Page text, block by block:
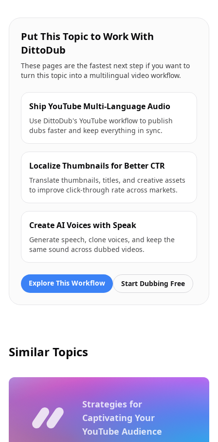
Put This Topic to Work With
DittoDub
These pages are the fastest next step if you want to
turn this topic into a multilingual video workflow.
Ship YouTube Multi-Language Audio
Use DittoDub's YouTube workflow to publish
dubs faster and keep everything in sync.
Localize Thumbnails for Better CTR
Translate thumbnails, titles, and creative assets
to improve click-through rate across markets.
Create AI Voices with Speak
Generate speech, clone voices, and keep the
same sound across dubbed videos.
Explore This Workflow Start Dubbing Free
Similar Topics
Strategies for
Captivating Your
YouTube Audience